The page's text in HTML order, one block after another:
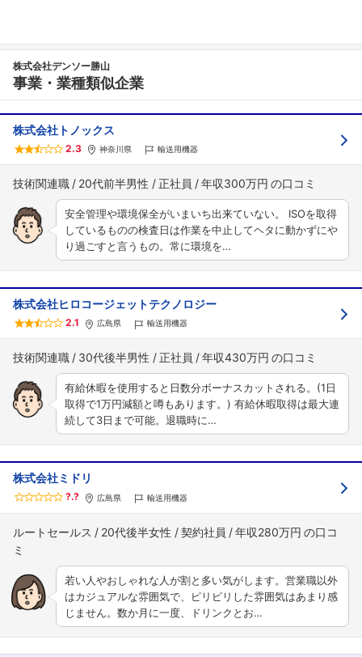
こちらの企業もフォローしませんか？
株式会社デンソー勝山
事業・業種類似企業
株式会社トノックス
2.3 神奈川県 輸送用機器
技術関連職 20代前半男性 正社員 年収300万円
安全管理や環境保全がいまいち出来ていない。 ISOを取得
しているものの検査日は作業を中止してヘタに動かずにや
り過ごすと言うもの。常に環境を…
株式会社ヒロコージェットテクノロジー
2.1 広島県 輸送用機器
技術関連職 30代後半男性 正社員 年収430万円
有給休暇を使用すると日数分ボーナスカットされる。(1日
取得で1万円減額と噂もあります。) 有給休暇取得は最大連
続して3日まで可能。退職時に…
株式会社ミドリ
?.? 広島県 輸送用機器
ルートセールス 20代後半女性 契約社員 年収280万円
若い人やおしゃれな人が割と多い気がします。営業職以外
はカジュアルな雰囲気で、ピリピリした雰囲気はあまり感
じません。数か月に一度、ドリンクとお…